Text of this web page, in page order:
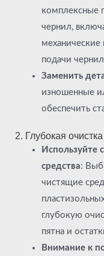
комплексные
чернил,
подачи
Заменить
изношенные
обеспечить
2. Глубокая очистка
Используйте
средства:
чистящие
глубокую
пятна и
Внимание к